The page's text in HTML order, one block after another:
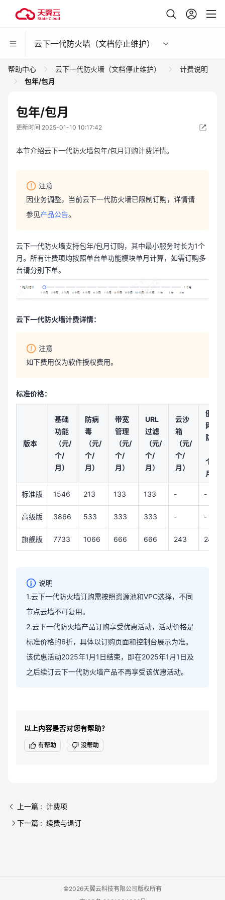
云下一代防火墙（文档停止维护）
帮助中心 云下一代防火墙（文档停止维护）
计费说明
包年/包月
包年/包月
更新时间 2025-01-10 10:17:42
本节介绍云下一代防火墙包年/包月订购计费详情。
注意
因业务调整，当前云下一代防火墙已限制订购，详情请
参见产品公告。
云下一代防火墙支持包年/包月订购，其中最小服务时长为1个
月。所有计费项均按照单台单功能模块单月计算，如需订购多
台请分别下单。
云下一代防火墙计费详情：
注意
如下费用仅为软件授权费用。
标准价格：
版本
基础
功能
（元/
个/
月）
防病
毒
（元/
个/
月）
带宽
管理
（元/
个/
月）
URL
过滤
（元/
个/
月）
云沙
箱
（元/
个/
月）
僵尸
网络
防护
个/
月）
标准版 1546 213 133 133 - -
高级版 3866 533 333 333 - -
旗舰版 7733 1066 666 666 243 243
说明
1.云下一代防火墙订购需按照资源池和VPC选择，不同
节点云墙不可复用。
2.云下一代防火墙产品订购享受优惠活动，活动价格是
标准价格的6折，具体以订购页面和控制台展示为准。
该优惠活动2025年1月1日结束，即在2025年1月1日及
之后续订云下一代防火墙产品不再享受该优惠活动。
以上内容是否对您有帮助？
有帮助 没帮助
上一篇 : 计费项
下一篇 : 续费与退订
©2026天翼云科技有限公司版权所有